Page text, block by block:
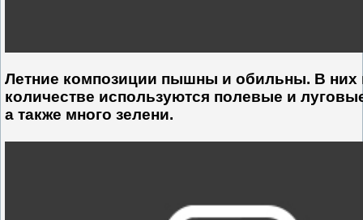
Летние композиции пышны и обильны. В
количестве используются полевые и
а также много зелени.